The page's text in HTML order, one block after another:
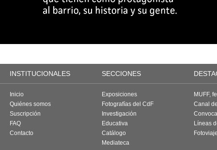
INSTITUCIONALES SECCIONES
Inicio
Quiénes somos
Suscripción
FAQ
Contacto
Exposiciones
Fotografías del CdF
Investigación
Educativa
Catálogo
Mediateca
MUFF,
Canal
Líneas